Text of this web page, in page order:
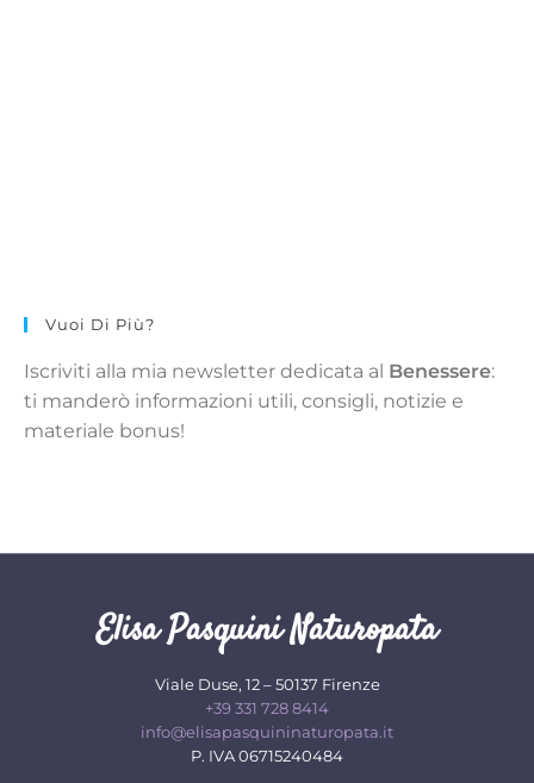
Vuoi Di Più?
Iscriviti alla mia newsletter dedicata al Benessere:
ti manderò informazioni utili, consigli, notizie e
materiale bonus!
Elisa Pasquini Naturopata
Viale Duse, 12 – 50137 Firenze
+39 331 728 8414
info@elisapasquininaturopata.it
P. IVA 06715240484